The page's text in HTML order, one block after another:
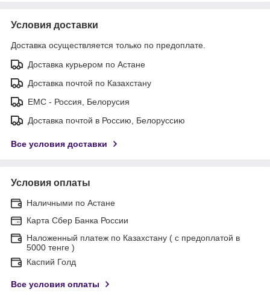
Условия доставки
Доставка осуществляется только по предоплате.
Доставка курьером по Астане
Доставка почтой по Казахстану
ЕМС - Россия, Белорусия
Доставка почтой в Россию, Белоруссию
Все условия доставки
Условия оплаты
Наличными по Астане
Карта Сбер Банка России
Наложенный платеж по Казахстану ( с предоплатой в
5000 тенге )
Каспий Голд
Все условия оплаты